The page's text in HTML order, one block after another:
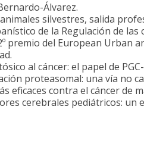
Álvarez.
silvestres, salida
de la Regulación de
premio del European Urban
al cáncer: el papel de
proteasomal: una vía no
eficaces contra el cáncer de
cerebrales pediátricos: un